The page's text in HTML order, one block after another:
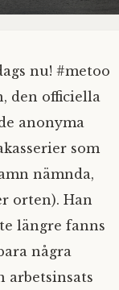
nu! #metoo
den officiella
anonyma
som
nämnda,
orten). Han
längre fanns
några
arbetsinsats